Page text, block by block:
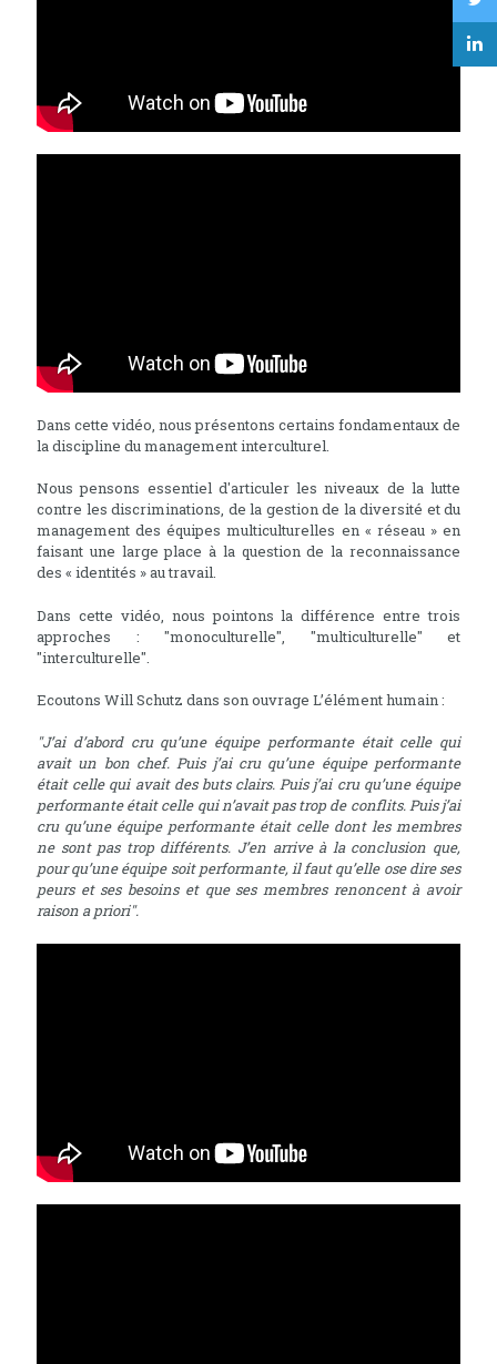
Dans cette vidéo, nous présentons certains fondamentaux de
la discipline du management interculturel.
Nous pensons essentiel d'articuler les niveaux de la lutte
contre les discriminations, de la gestion de la diversité et du
management des équipes multiculturelles en « réseau » en
faisant une large place à la question de la reconnaissance
des « identités » au travail.
Dans cette vidéo, nous pointons la différence entre trois
approches : "monoculturelle", "multiculturelle" et
"interculturelle".
Ecoutons Will Schutz dans son ouvrage L’élément humain :
"J’ai d’abord cru qu’une équipe performante était celle qui
avait un bon chef. Puis j’ai cru qu’une équipe performante
était celle qui avait des buts clairs. Puis j’ai cru qu’une équipe
performante était celle qui n’avait pas trop de conflits. Puis j’ai
cru qu’une équipe performante était celle dont les membres
ne sont pas trop différents. J’en arrive à la conclusion que,
pour qu’une équipe soit performante, il faut qu’elle ose dire ses
peurs et ses besoins et que ses membres renoncent à avoir
raison a priori".